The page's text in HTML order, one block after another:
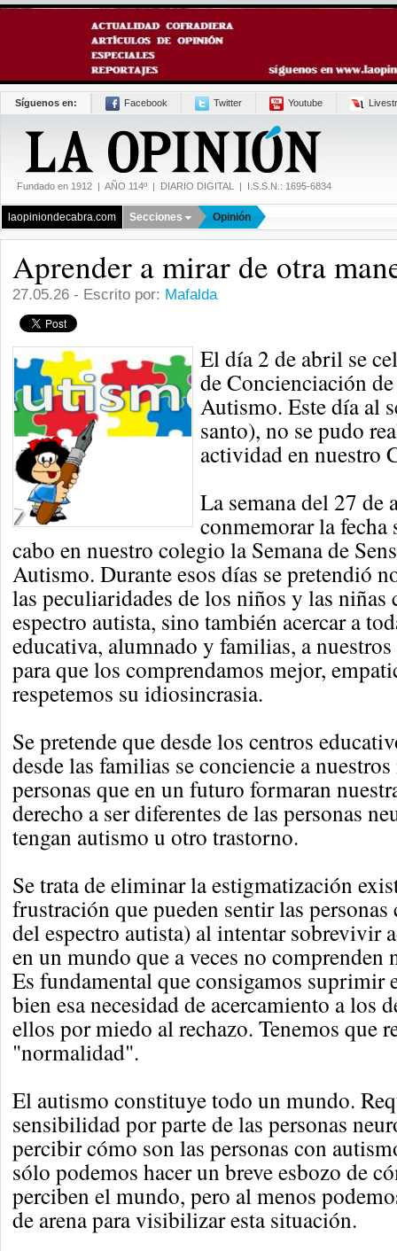
Síguenos en: Facebook Twitter Youtube
Fundado en 1912 | AÑO 114º | DIARIO DIGITAL | I.S.S.N.: 1695-6834
laopiniondecabra.com Secciones Opinión
Aprender a mirar de otra
27.05.26 - Escrito por: Mafalda
El día 2 de abril se
de Concienciación
Autismo. Este día al
santo), no se pudo
actividad en nuestro
La semana del 27 de
conmemorar la fecha
cabo en nuestro colegio la Semana de
Autismo. Durante esos días se pretendió
las peculiaridades de los niños y las
espectro autista, sino también acercar a
educativa, alumnado y familias, a
para que los comprendamos mejor,
respetemos su idiosincrasia.
Se pretende que desde los centros
desde las familias se conciencie a
personas que en un futuro formaran
derecho a ser diferentes de las personas
tengan autismo u otro trastorno.
Se trata de eliminar la estigmatización
frustración que pueden sentir las
del espectro autista) al intentar sobrevivir
en un mundo que a veces no comprenden
Es fundamental que consigamos suprimir
bien esa necesidad de acercamiento a los
ellos por miedo al rechazo. Tenemos que
"normalidad".
El autismo constituye todo un mundo.
sensibilidad por parte de las personas
percibir cómo son las personas con
sólo podemos hacer un breve esbozo de
perciben el mundo, pero al menos
de arena para visibilizar esta situación.